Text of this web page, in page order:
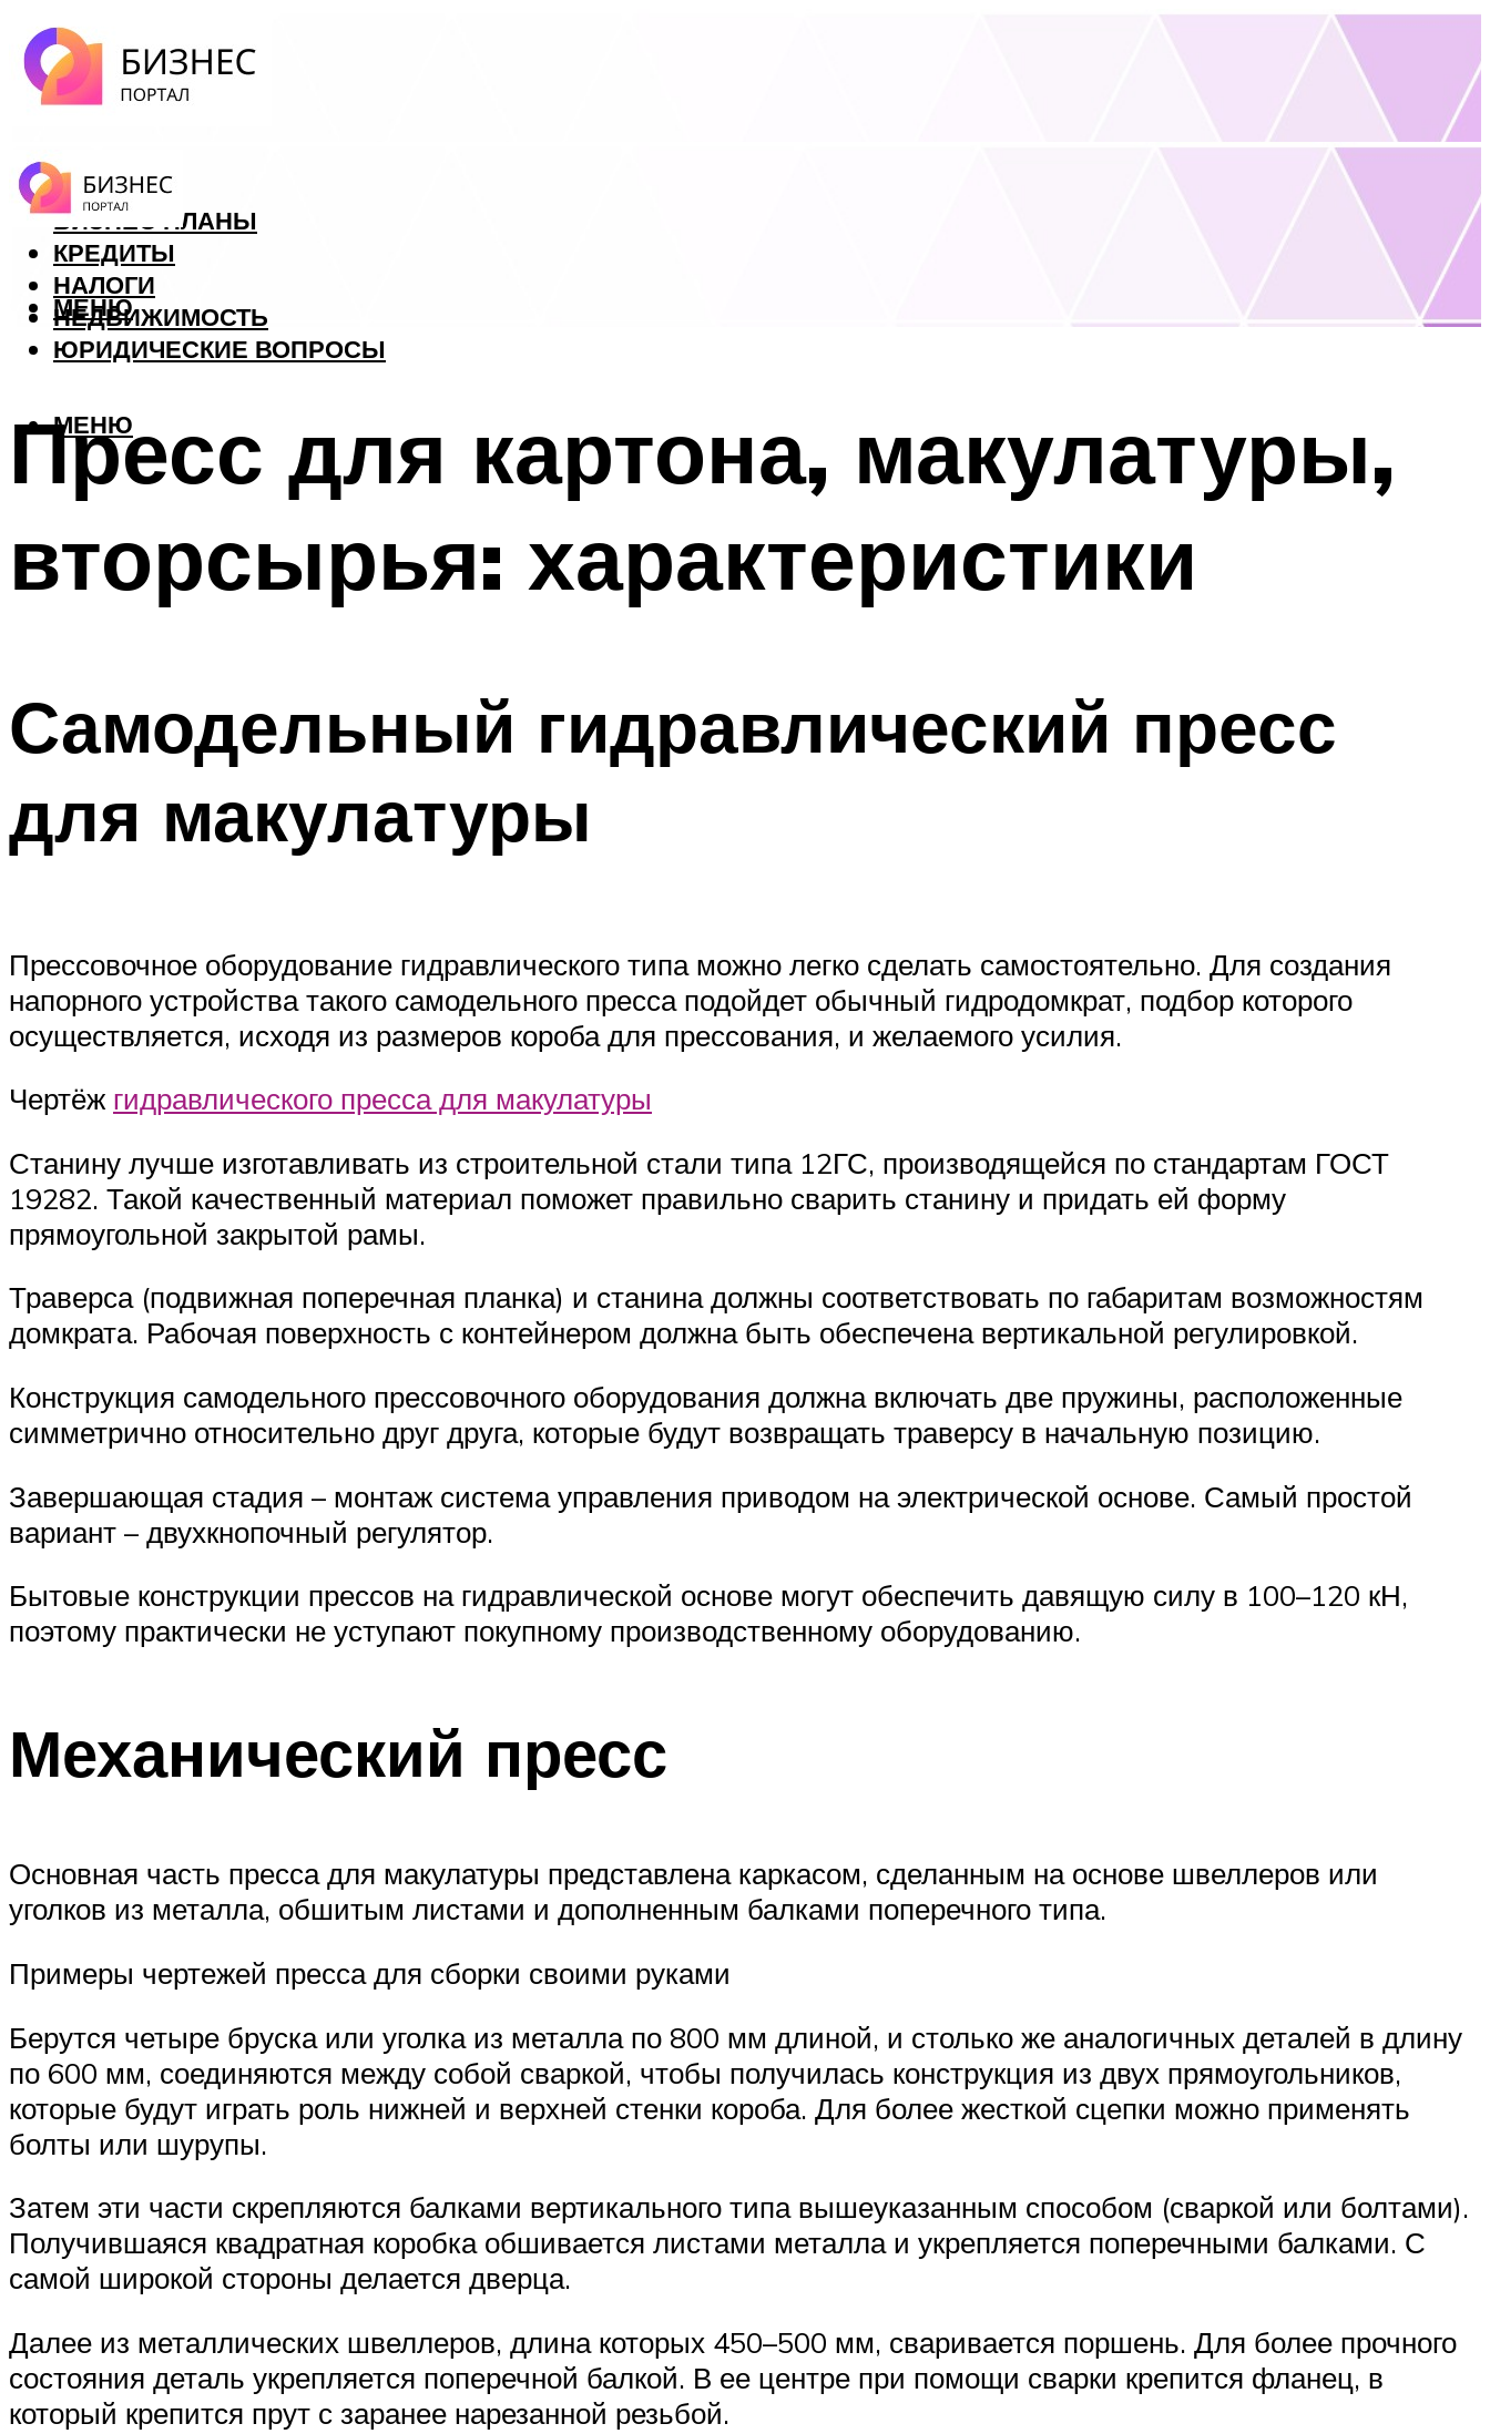
ФОРЕКС
БИЗНЕС ПЛАНЫ
КРЕДИТЫ
НАЛОГИ
НЕДВИЖИМОСТЬ
ЮРИДИЧЕСКИЕ ВОПРОСЫ
МЕНЮ
МЕНЮ
Пресс для картона, макулатуры,
вторсырья: характеристики
Самодельный гидравлический пресс
для макулатуры
Прессовочное оборудование гидравлического типа можно легко сделать самостоятельно. Для создания
напорного устройства такого самодельного пресса подойдет обычный гидродомкрат, подбор которого
осуществляется, исходя из размеров короба для прессования, и желаемого усилия.
Чертёж гидравлического пресса для макулатуры
Станину лучше изготавливать из строительной стали типа 12ГС, производящейся по стандартам ГОСТ
19282. Такой качественный материал поможет правильно сварить станину и придать ей форму
прямоугольной закрытой рамы.
Траверса (подвижная поперечная планка) и станина должны соответствовать по габаритам возможностям
домкрата. Рабочая поверхность с контейнером должна быть обеспечена вертикальной регулировкой.
Конструкция самодельного прессовочного оборудования должна включать две пружины, расположенные
симметрично относительно друг друга, которые будут возвращать траверсу в начальную позицию.
Завершающая стадия – монтаж система управления приводом на электрической основе. Самый простой
вариант – двухкнопочный регулятор.
Бытовые конструкции прессов на гидравлической основе могут обеспечить давящую силу в 100–120 кН,
поэтому практически не уступают покупному производственному оборудованию.
Механический пресс
Основная часть пресса для макулатуры представлена каркасом, сделанным на основе швеллеров или
уголков из металла, обшитым листами и дополненным балками поперечного типа.
Примеры чертежей пресса для сборки своими руками
Берутся четыре бруска или уголка из металла по 800 мм длиной, и столько же аналогичных деталей в длину
по 600 мм, соединяются между собой сваркой, чтобы получилась конструкция из двух прямоугольников,
которые будут играть роль нижней и верхней стенки короба. Для более жесткой сцепки можно применять
болты или шурупы.
Затем эти части скрепляются балками вертикального типа вышеуказанным способом (сваркой или болтами).
Получившаяся квадратная коробка обшивается листами металла и укрепляется поперечными балками. С
самой широкой стороны делается дверца.
Далее из металлических швеллеров, длина которых 450–500 мм, сваривается поршень. Для более прочного
состояния деталь укрепляется поперечной балкой. В ее центре при помощи сварки крепится фланец, в
который крепится прут с заранее нарезанной резьбой.